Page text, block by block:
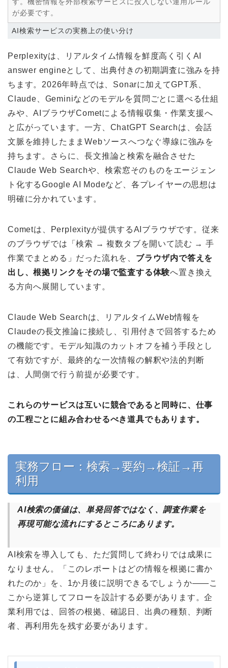
AI検索サービスの実務上の使い分け
が必要です。
Perplexityは、リアルタイム情報を鮮度高く引くAI
answer engineとして、出典付きの初期調査に強みを持
ちます。2026年時点では、Sonarに加えてGPT系、
Claude、Geminiなどのモデルを質問ごとに選べる仕組
みや、AIブラウザCometによる情報収集・作業支援へ
と広がっています。一方、ChatGPT Searchは、会話
文脈を維持したままWebソースへつなぐ導線に強みを
持ちます。さらに、長文推論と検索を融合させた
Claude Web Searchや、検索窓そのものをエージェン
ト化するGoogle AI Modeなど、各プレイヤーの思想は
明確に分かれています。
Cometは、Perplexityが提供するAIブラウザです。従来
のブラウザでは「検索 → 複数タブを開いて読む → 手
作業でまとめる」だった流れを、 ブラウザ内で答えを
出し、根拠リンクをその場で監査する体験へ置き換え
る方向へ展開しています。
Claude Web Searchは、リアルタイムWeb情報を
Claudeの長文推論に接続し、引用付きで回答するため
の機能です。モデル知識のカットオフを補う手段とし
て有効ですが、最終的な一次情報の解釈や法的判断
は、人間側で行う前提が必要です。
これらのサービスは互いに競合であると同時に、仕事
の工程ごとに組み合わせるべき道具でもあります。
実務フロー：検索→要約→検証→再
利用
AI検索の価値は、単発回答ではなく、調査作業を
再現可能な流れにするところにあります。
AI検索を導入しても、ただ質問して終わりでは成果に
なりません。「このレポートはどの情報を根拠に書か
れたのか」を、1か月後に説明できるでしょうか――こ
こから逆算してフローを設計する必要があります。企
業利用では、回答の根拠、確認日、出典の種類、判断
者、再利用先を残す必要があります。